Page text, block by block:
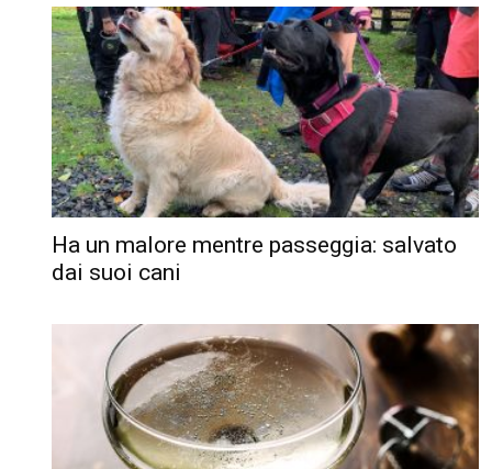
Ha un malore mentre passeggia: salvato
dai suoi cani